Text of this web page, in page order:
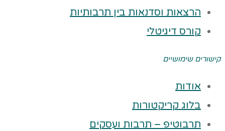
הרצאות וסדנאות בין תרבותיות
קורס דיגיטלי
קישורים שימושיים
אודות
בלוג קריקטורות
תרבוטיפ – תרבות ועסקים